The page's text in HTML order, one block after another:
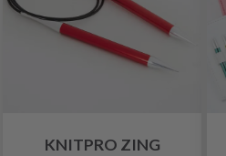
KNITPRO ZING